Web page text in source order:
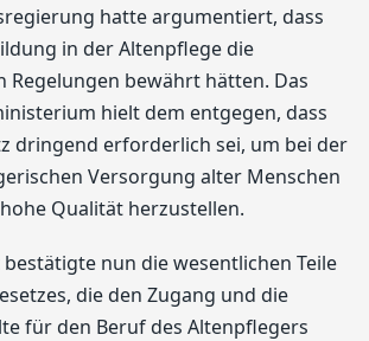
hatte argumentiert, dass
in der Altenpflege die
Regelungen bewährt hätten. Das
hielt dem entgegen, dass
dringend erforderlich sei, um bei der
Versorgung alter Menschen
Qualität herzustellen.
bestätigte nun die wesentlichen Teile
die den Zugang und die
für den Beruf des Altenpflegers